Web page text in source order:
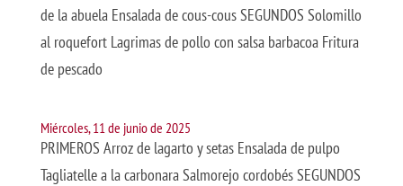
de la abuela Ensalada de cous-cous SEGUNDOS Solomillo
al roquefort Lagrimas de pollo con salsa barbacoa Fritura
de pescado
Miércoles, 11 de junio de 2025
PRIMEROS Arroz de lagarto y setas Ensalada de pulpo
Tagliatelle a la carbonara Salmorejo cordobés SEGUNDOS